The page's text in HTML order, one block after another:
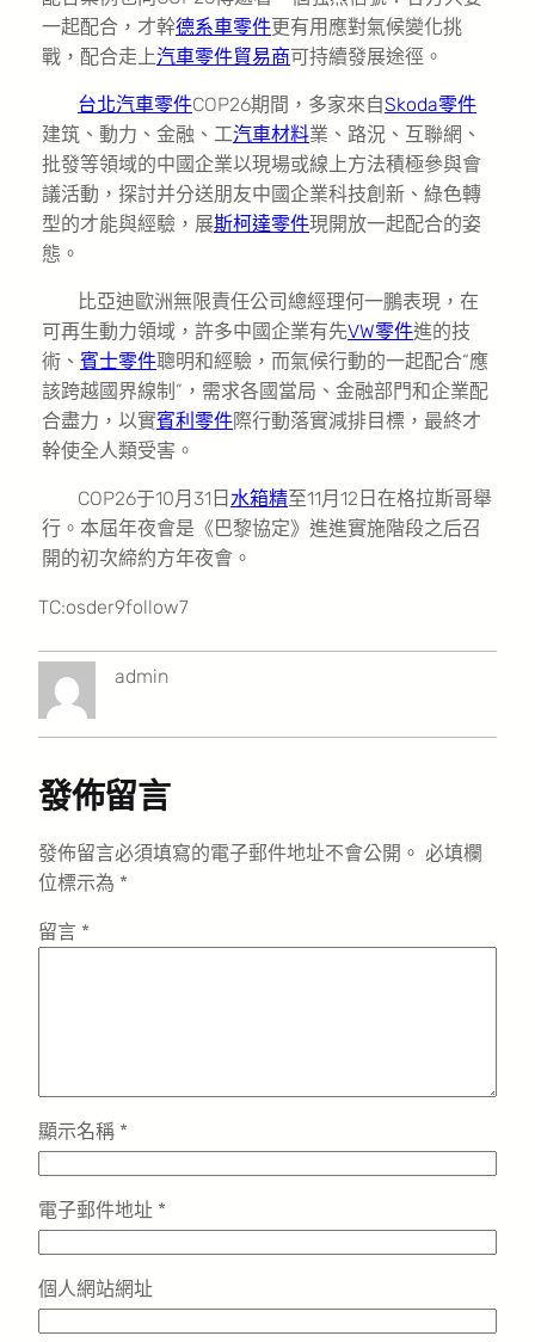
一起配合，才幹德系車零件更有用應對氣候變化挑
戰，配合走上汽車零件貿易商可持續發展途徑。
台北汽車零件COP26期間，多家來自Skoda零件
建筑、動力、金融、工汽車材料業、路況、互聯網、
批發等領域的中國企業以現場或線上方法積極參與會
議活動，探討并分送朋友中國企業科技創新、綠色轉
型的才能與經驗，展斯柯達零件現開放一起配合的姿
態。
比亞迪歐洲無限責任公司總經理何一鵬表現，在
可再生動力領域，許多中國企業有先VW零件進的技
術、 賓士零件聰明和經驗，而氣候行動的一起配合“應
該跨越國界線制”，需求各國當局、金融部門和企業配
合盡力，以實賓利零件際行動落實減排目標，最終才
幹使全人類受害。
COP26于10月31日 水箱精至11月12日在格拉斯哥舉
行。本屆年夜會是《巴黎協定》進進實施階段之后召
開的初次締約方年夜會。
TC:osder9follow7
admin
發佈留言
發佈留言必須填寫的電子郵件地址不會公開。 必填欄
位標示為 *
留言 *
顯示名稱 *
電子郵件地址 *
個人網站網址